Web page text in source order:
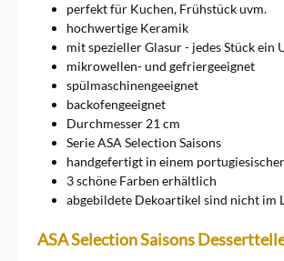
und vieles mehr, die sich
durch klare Linien und
schlichte Ästhetik
auszeichnen. Ob für den
täglichen Gebrauch oder
besondere Anlässe, ASA
Selection bietet für jeden
Geschmack das passende
Produkt. Entdecken Sie die
Vielfalt und Exklusivität von
ASA Selection und bringen
Sie zeitlose Schönheit in Ihr
Kontakt zu der Marke ist
möglich über ASA Selection
perfekt für Kuchen, Frühstück uvm.
hochwertige Keramik
mit spezieller Glasur - jedes Stück ein
mikrowellen- und gefriergeeignet
spülmaschinengeeignet
backofengeeignet
Durchmesser 21 cm
Serie ASA Selection Saisons
handgefertigt in einem
3 schöne Farben erhältlich
abgebildete Dekoartikel sind nicht im
ASA Selection Saisons